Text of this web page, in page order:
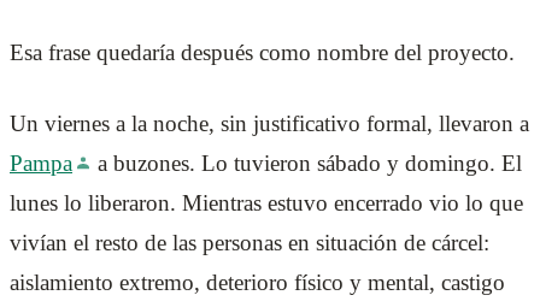
Esa frase quedaría después como nombre del proyecto.
Un viernes a la noche, sin justificativo formal, llevaron a
Pampa
a buzones. Lo tuvieron sábado y domingo. El
lunes lo liberaron. Mientras estuvo encerrado vio lo que
vivían el resto de las personas en situación de cárcel:
aislamiento extremo, deterioro físico y mental, castigo